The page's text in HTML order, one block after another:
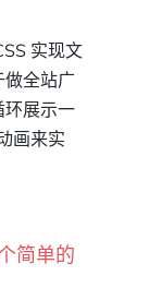
实现文
全站广
环展示一
画来实
简单的